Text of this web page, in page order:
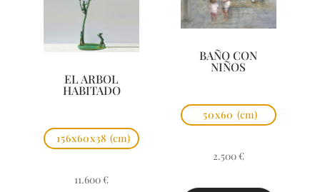
EL ARBOL
HABITADO
156x60x38 (cm)
11.600 €
BAÑO CON
NIÑOS
50x60 (cm)
2.500 €